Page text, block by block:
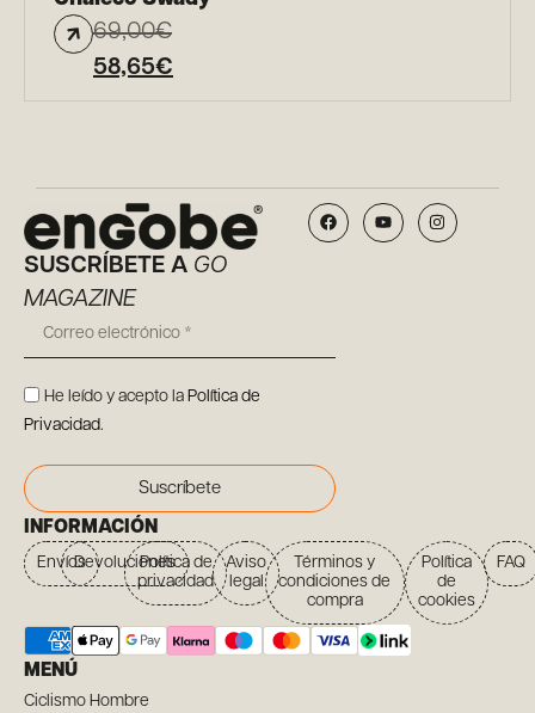
69,00€
58,65€
SUSCRÍBETE A GO
MAGAZINE
He leído y acepto la Política de
Privacidad.
Suscríbete
INFORMACIÓN
EnvíosDevolucionesPolítica de
privacidad
Aviso
legal
Términos y
condiciones de
compra
Política
de
cookies
FAQ
MENÚ
Ciclismo Hombre